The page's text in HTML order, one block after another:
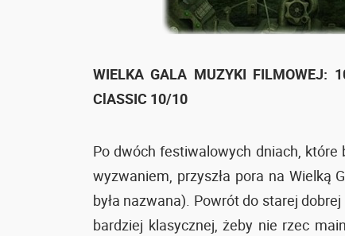
WIELKA GALA MUZYKI FILMOWEJ:
ClASSIC 10/10
Po dwóch festiwalowych dniach, które
wyzwaniem, przyszła pora na Wielką
była nazwana). Powrót do starej
bardziej klasycznej, żeby nie rzec